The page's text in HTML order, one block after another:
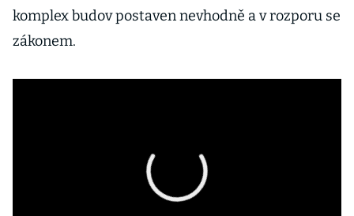
komplex budov postaven nevhodně a v rozporu se
zákonem.